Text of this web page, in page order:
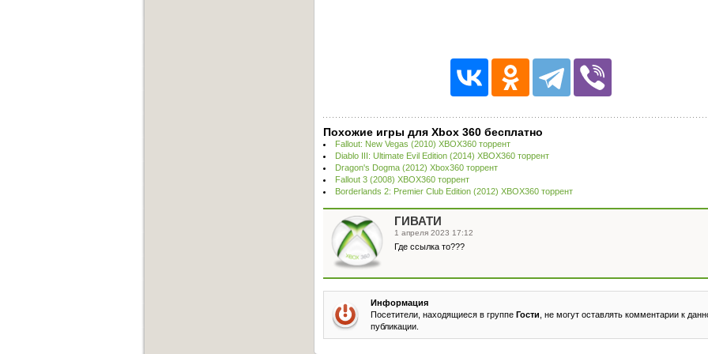
Похожие игры для Xbox 360 бесплатно
Fallout: New Vegas (2010) XBOX360 торрент
Diablo III: Ultimate Evil Edition (2014) XBOX360 торрент
Dragon's Dogma (2012) Xbox360 торрент
Fallout 3 (2008) XBOX360 торрент
Borderlands 2: Premier Club Edition (2012) XBOX360 торрент
ГИВАТИ
1 апреля 2023 17:12
Где ссылка то???
Информация
Посетители, находящиеся в группе Гости , не могут оставлять комментарии к
публикации.